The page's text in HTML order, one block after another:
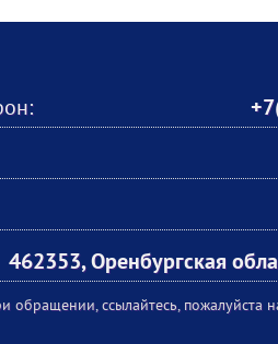
462353, Оренбургская
обращении, ссылайтесь, пожалуйста